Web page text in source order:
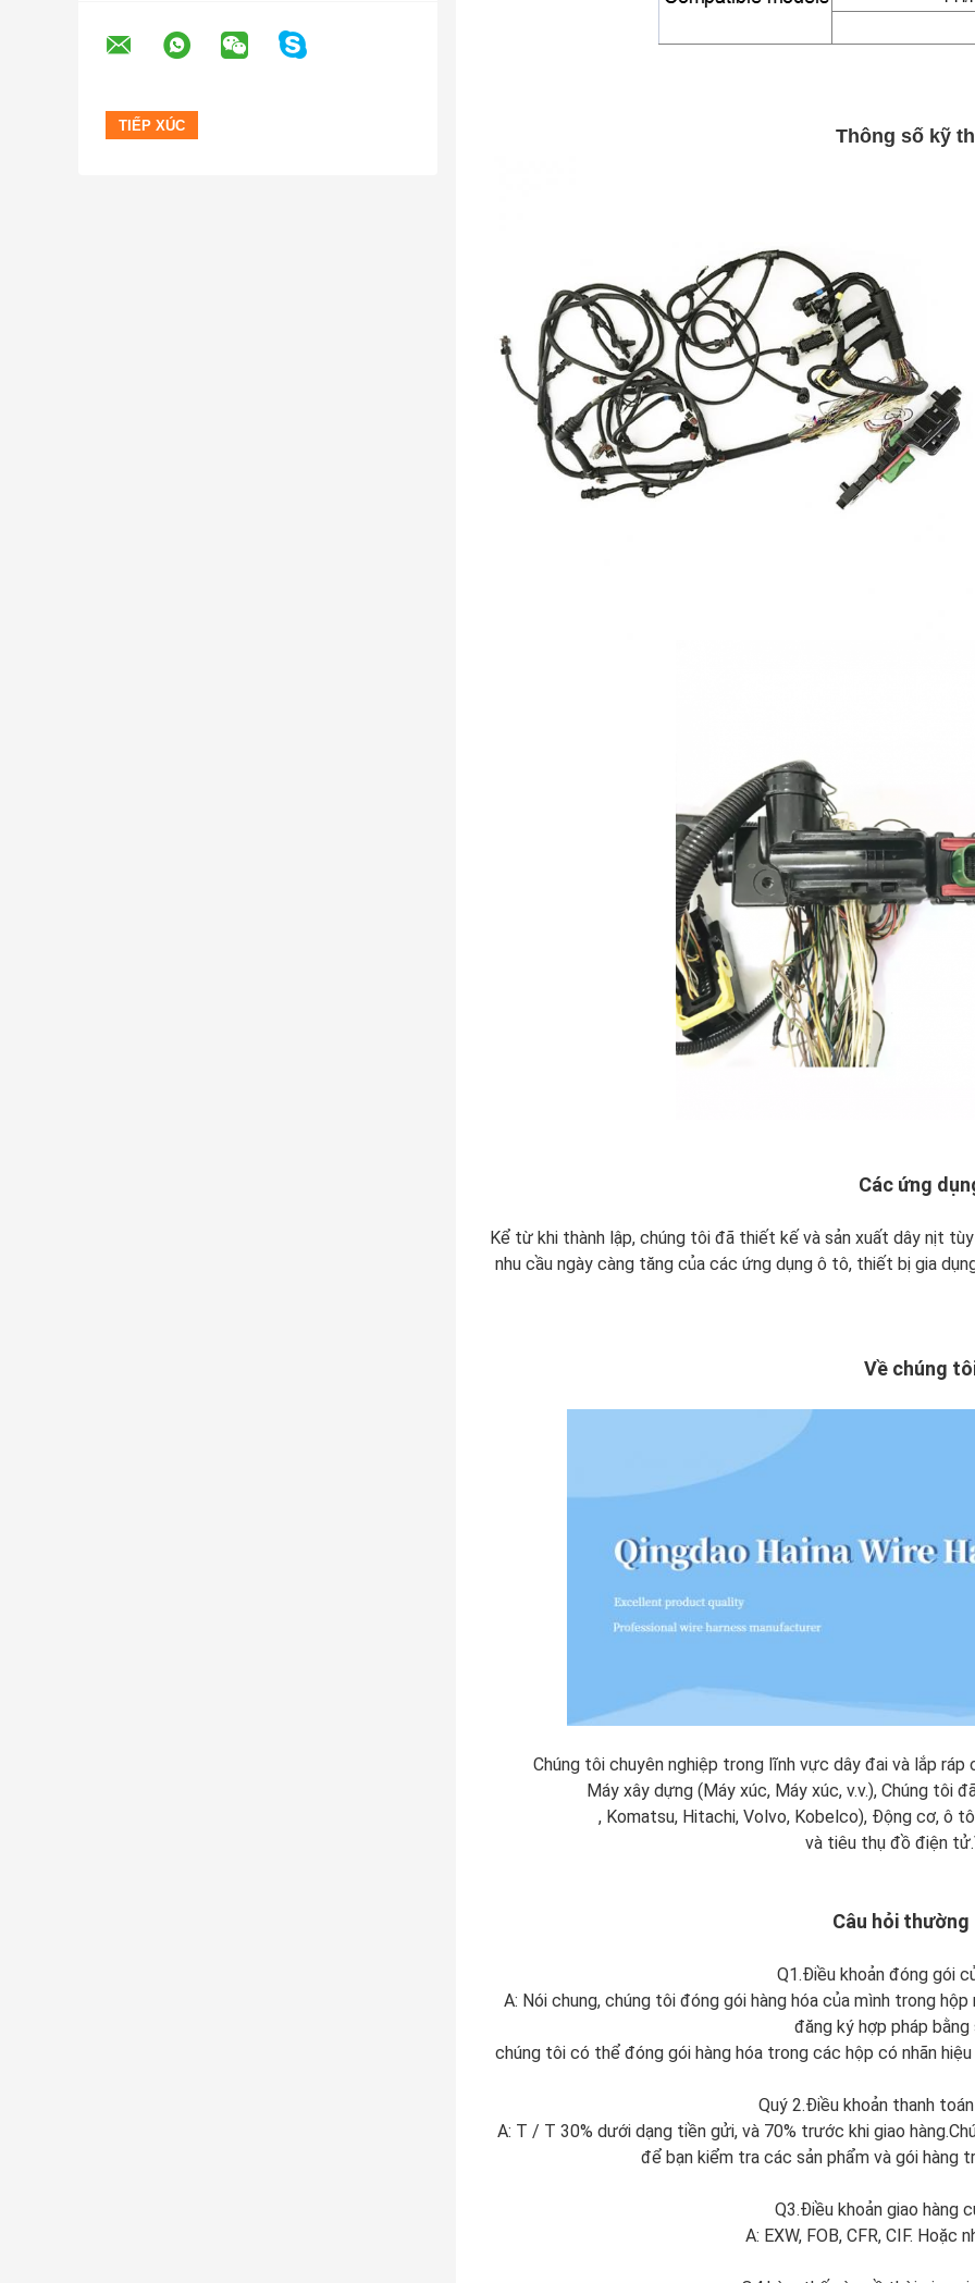
Thông số kỹ
Các ứng
Kể từ khi thành lập, chúng tôi đã thiết kế và sản xuất dây nịt
nhu cầu ngày càng tăng của các ứng dụng ô tô, thiết bị gia
Về chúng
Chúng tôi chuyên nghiệp trong lĩnh vực dây đai và lắp
Máy xây dựng (Máy xúc, Máy xúc, v.v.), Chúng tôi
, Komatsu, Hitachi, Volvo, Kobelco), Động cơ, ô
và tiêu thụ đồ điện
Câu hỏi thường
Q1.Điều khoản đóng gói
A: Nói chung, chúng tôi đóng gói hàng hóa của mình trong
đăng ký hợp pháp bằng
chúng tôi có thể đóng gói hàng hóa trong các hộp có nhãn
Quý 2.Điều khoản thanh
A: T / T 30% dưới dạng tiền gửi, và 70% trước khi giao
để bạn kiểm tra các sản phẩm và gói hàng
Q3.Điều khoản giao hàng
A: EXW, FOB, CFR, CIF. Hoặc